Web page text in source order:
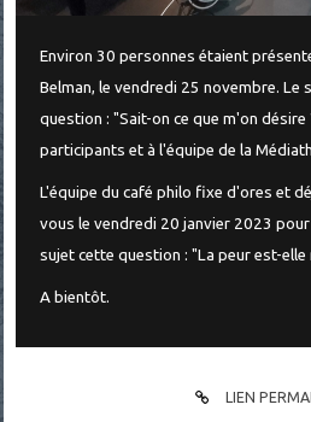
Environ 30 personnes étaient
Belman, le vendredi 25 novembre. Le
question : "Sait-on ce que m'on désire
participants et à l'équipe de la
L'équipe du café philo fixe d'ores et
vous le vendredi 20 janvier 2023
sujet cette question : "La peur est-elle
A bientôt.
LIEN